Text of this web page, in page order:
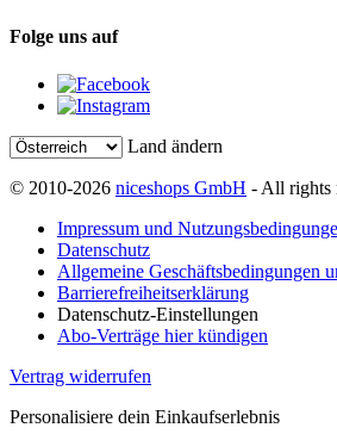
Folge uns auf
Land ändern
© 2010-2026 niceshops GmbH - All rights
Impressum und
Datenschutz
Allgemeine Geschäftsbedingungen
Barrierefreiheitserklärung
Datenschutz-Einstellungen
Abo-Verträge hier kündigen
Vertrag widerrufen
Personalisiere dein Einkaufserlebnis